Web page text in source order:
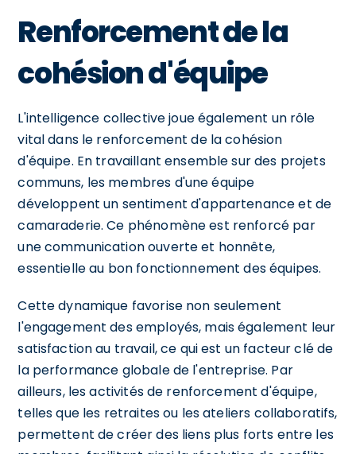
Renforcement de la
cohésion d'équipe
L'intelligence collective joue également un rôle
vital dans le renforcement de la cohésion
d'équipe. En travaillant ensemble sur des projets
communs, les membres d'une équipe
développent un sentiment d'appartenance et de
camaraderie. Ce phénomène est renforcé par
une communication ouverte et honnête,
essentielle au bon fonctionnement des équipes.
Cette dynamique favorise non seulement
l'engagement des employés, mais également leur
satisfaction au travail, ce qui est un facteur clé de
la performance globale de l'entreprise. Par
ailleurs, les activités de renforcement d'équipe,
telles que les retraites ou les ateliers collaboratifs,
permettent de créer des liens plus forts entre les